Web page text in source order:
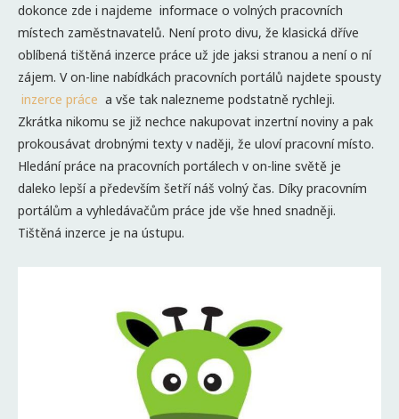
dokonce zde i najdeme informace o volných pracovních
místech zaměstnavatelů. Není proto divu, že klasická dříve
oblíbená tištěná inzerce práce už jde jaksi stranou a není o ní
zájem. V on-line nabídkách pracovních portálů najdete spousty
inzerce práce a vše tak nalezneme podstatně rychleji.
Zkrátka nikomu se již nechce nakupovat inzertní noviny a pak
prokousávat drobnými texty v naději, že uloví pracovní místo.
Hledání práce na pracovních portálech v on-line světě je
daleko lepší a především šetří náš volný čas. Díky pracovním
portálům a vyhledávačům práce jde vše hned snadněji.
Tištěná inzerce je na ústupu.